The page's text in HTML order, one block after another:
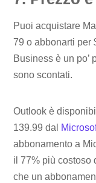
Puoi acquistare
79 o abbonarti per
Business è un po’
sono scontati.
Outlook è
139.99 dal
abbonamento a
il 77% più costoso
che un